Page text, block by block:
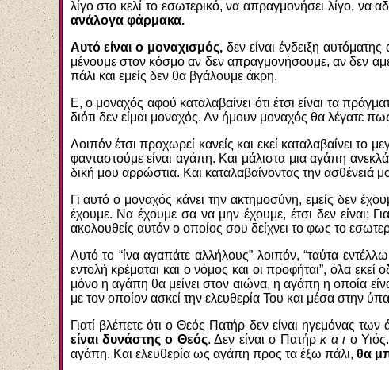
λίγο στο κελί το εσωτερικό, να απραγμονήσει λίγο, να
ανάλογα φάρμακα.
Αυτό είναι ο μοναχισμός,δεν είναι ένδειξη αυτόματης
μένουμε στον κόσμο αν δεν απραγμονήσουμε, αν δεν
πάλι και εμείς δεν θα βγάλουμε άκρη.
Ε, ο μοναχός αφού καταλαβαίνει ότι έτσι είναι τα
διότι δεν είμαι μοναχός. Αν ήμουν μοναχός θα λέγατε
Λοιπόν έτσι προχωρεί κανείς και εκεί καταλαβαίνει το
φανταστούμε είναι αγάπη. Και μάλιστα μια αγάπη
δική μου αρρώστια. Και καταλαβαίνοντας την
Γι αυτό ο μοναχός κάνει την ακτημοσύνη, εμείς δεν
έχουμε. Να έχουμε σα να μην έχουμε, έτσι δεν είναι;
ακολουθείς αυτόν ο οποίος σου δείχνει το φως το
Αυτό το “ίνα αγαπάτε αλλήλους” λοιπόν, “ταύτα
εντολή κρέμαται και ο νόμος και οι προφήται”, όλα εκεί
μόνο η αγάπη θα μείνει στον αιώνα, η αγάπη η οποία
με τον οποίον ασκεί την ελευθερία Του και μέσα στην
Γιατί βλέπετε ότι ο Θεός Πατήρ δεν είναι ηγεμόνας
είναι δυνάστης ο Θεός. Δεν είναι ο Πατήρκ α ι ο
αγάπη. Και ελευθερία ως αγάπη προς τα έξω πάλι, θα